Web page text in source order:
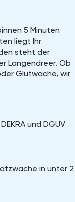
5 Minuten
liegt Ihr
steht der
Langendreer. Ob
Glutwache, wir
und DGUV
in unter 2